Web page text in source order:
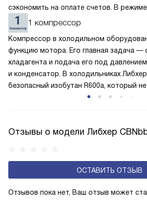
сэкономить на оплате счетов. В
вентилятор и суперохлаждение не
устанавливается температура в районе
позволяет сохранить продукты на
и избежать появление неприятных
1 компрессор
Компрессор в холодильном
функцию мотора. Его главная задача —
хладагента и подача его под
и конденсатор. В холодильниках
безопасный изобутан R600a, который
окружающей среде. Компрессор
и быстрее происходит охлаждение,
Отзывы о модели Либхер
ОСТАВИТЬ ОТЗЫВ
Отзывов пока нет, Ваш отзыв может